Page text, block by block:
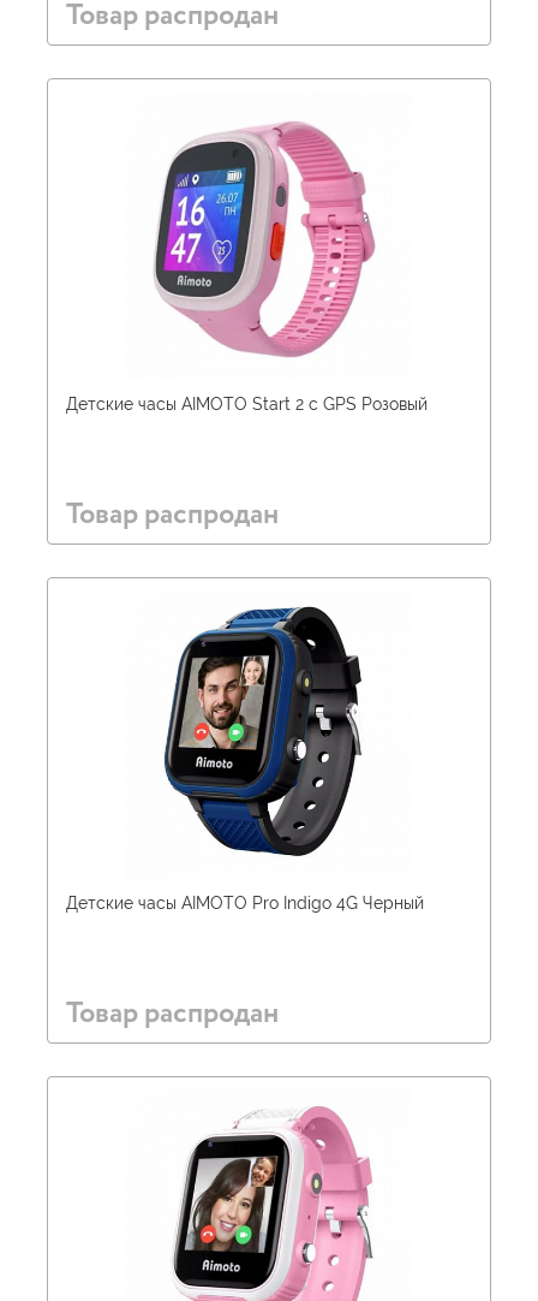
Товар распродан
Детские часы AIMOTO Start 2 c GPS Розовый
Товар распродан
Детские часы AIMOTO Pro Indigo 4G Черный
Товар распродан